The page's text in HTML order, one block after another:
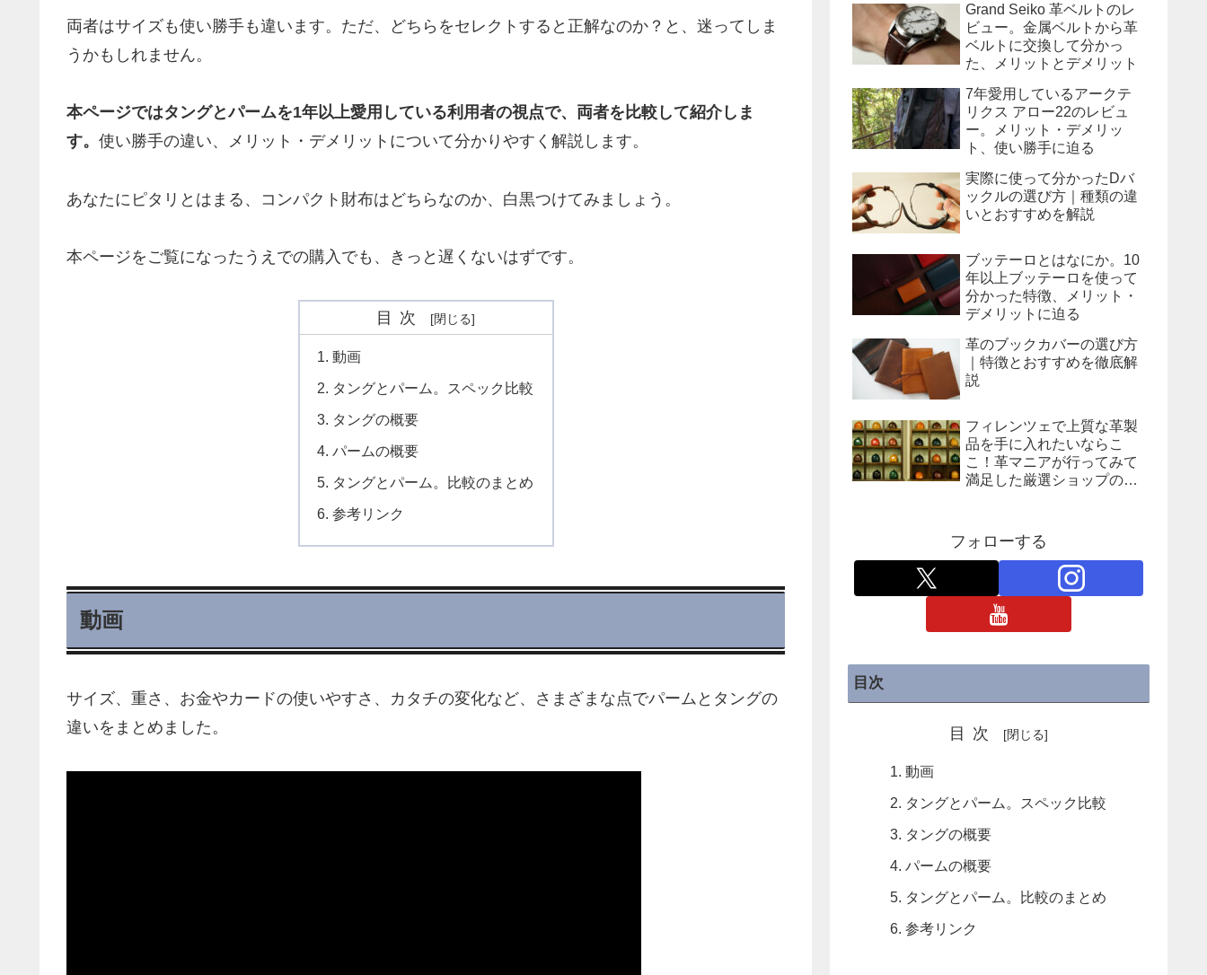
両者はサイズも使い勝手も違います。ただ、どちらをセレクトすると正解なのか？と、迷ってしま
うかもしれません。
本ページではタングとパームを1年以上愛用している利用者の視点で、両者を比較して紹介しま
す。 使い勝手の違い、メリット・デメリットについて分かりやすく解説します。
あなたにピタリとはまる、コンパクト財布はどちらなのか、白黒つけてみましょう。
本ページをご覧になったうえでの購入でも、きっと遅くないはずです。
目次
動画
タングとパーム。スペック比較
タングの概要
パームの概要
タングとパーム。比較のまとめ
参考リンク
動画
サイズ、重さ、お金やカードの使いやすさ、カタチの変化など、さまざまな点でパームとタングの
違いをまとめました。
Grand Seiko 革ベルトのレ
ビュー。金属ベルトから革
ベルトに交換して分かっ
た、メリットとデメリット
7年愛用しているアークテ
リクス アロー22のレビュ
ー。メリット・デメリッ
ト、使い勝手に迫る
実際に使って分かったDバ
ックルの選び方｜種類の違
いとおすすめを解説
ブッテーロとはなにか。10
年以上ブッテーロを使って
分かった特徴、メリット・
デメリットに迫る
革のブックカバーの選び方
｜特徴とおすすめを徹底解
説
フィレンツェで上質な革製
品を手に入れたいならこ
こ！革マニアが行ってみて
満足した厳選ショップの紹
フォローする
目次
目次
動画
タングとパーム。スペック比較
タングの概要
パームの概要
タングとパーム。比較のまとめ
参考リンク